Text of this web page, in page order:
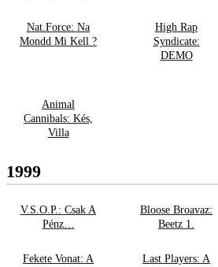
Nat.Force: Na
Mondd Mi Kell ?
High Rap
Syndicate:
DEMO
Animal
Cannibals: Kés,
Villa
1999
V.S.O.P.: Csak A
Pénz…
Bloose Broavaz:
Beetz 1.
Fekete Vonat: A Last Players: A